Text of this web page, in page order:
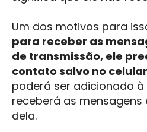
Um dos motivos para
para receber as
de transmissão, ele
contato salvo no celular
poderá ser adicionado
receberá as
dela.